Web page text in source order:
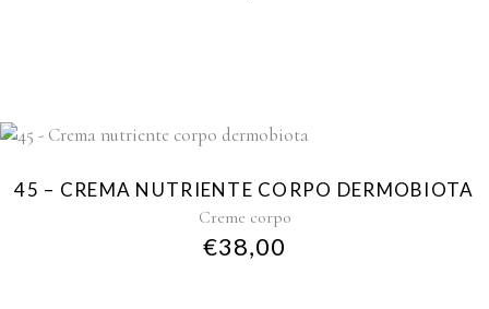
45 – CREMA NUTRIENTE CORPO DERMOBIOTA
Creme corpo
€38,00